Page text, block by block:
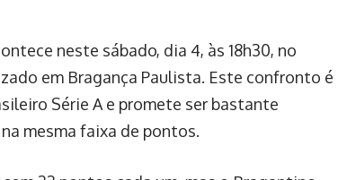
neste sábado, dia 4, às 18h30, no
em Bragança Paulista. Este confronto é
Série A e promete ser bastante
mesma faixa de pontos.